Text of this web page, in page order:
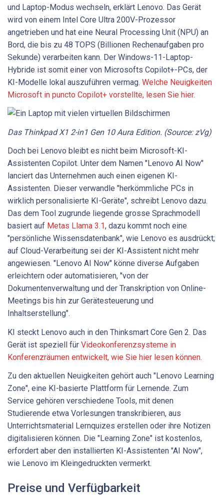
und Laptop-Modus wechseln, erklärt Lenovo. Das Gerät
wird von einem Intel Core Ultra 200V-Prozessor
angetrieben und hat eine Neural Processing Unit (NPU) an
Bord, die bis zu 48 TOPS (Billionen Rechenaufgaben pro
Sekunde) verarbeiten kann. Der Windows-11-Laptop-
Hybride ist somit einer von Microsofts Copilot+-PCs, der
KI-Modelle lokal auszuführen vermag. Welche Neuigkeiten
Microsoft in puncto Copilot+ vorstellte, lesen Sie hier.
Das Thinkpad X1 2-in1 Gen 10 Aura Edition. (Source: zVg)
Doch bei Lenovo bleibt es nicht beim Microsoft-KI-
Assistenten Copilot. Unter dem Namen "Lenovo AI Now"
lanciert das Unternehmen auch einen eigenen KI-
Assistenten. Dieser verwandle "herkömmliche PCs in
wirklich personalisierte KI-Geräte", schreibt Lenovo dazu.
Das dem Tool zugrunde liegende grosse Sprachmodell
basiert auf Metas Llama 3.1, dazu kommt noch eine
"persönliche Wissensdatenbank", wie Lenovo es ausdrückt;
auf Cloud-Verarbeitung sei der KI-Assistent nicht mehr
angewiesen. "Lenovo AI Now" könne diverse Aufgaben
erleichtern oder automatisieren, "von der
Dokumentenverwaltung und der Transkription von Online-
Meetings bis hin zur Gerätesteuerung und
Inhaltserstellung".
KI steckt Lenovo auch in den Thinksmart Core Gen 2. Das
Gerät ist speziell für Videokonferenzsysteme in
Konferenzräumen entwickelt, wie Sie hier lesen können.
Zu den aktuellen Neuigkeiten gehört auch "Lenovo Learning
Zone", eine KI-basierte Plattform für Lernende. Zum
Service gehören verschiedene Tools, mit denen
Studierende etwa Vorlesungen transkribieren, aus
Unterrichtsmaterial Lernquizes erstellen oder ihre Notizen
digitalisieren können. Die "Learning Zone" ist kostenlos,
erfordert aber den installierten KI-Assistenten "AI Now",
wie Lenovo im Kleingedruckten vermerkt.
Preise und Verfügbarkeit